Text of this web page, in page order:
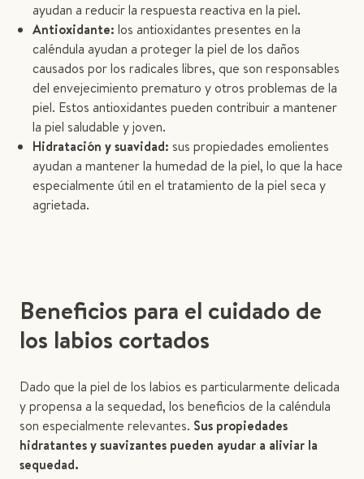
ayudan a reducir la respuesta reactiva en la piel.
Antioxidante: los antioxidantes presentes en la
caléndula ayudan a proteger la piel de los daños
causados por los radicales libres, que son responsables
del envejecimiento prematuro y otros problemas de la
piel. Estos antioxidantes pueden contribuir a mantener
la piel saludable y joven.
Hidratación y suavidad: sus propiedades emolientes
ayudan a mantener la humedad de la piel, lo que la hace
especialmente útil en el tratamiento de la piel seca y
agrietada.
Beneficios para el cuidado de
los labios cortados
Dado que la piel de los labios es particularmente delicada
y propensa a la sequedad, los beneficios de la caléndula
son especialmente relevantes. Sus propiedades
hidratantes y suavizantes pueden ayudar a aliviar la
sequedad.